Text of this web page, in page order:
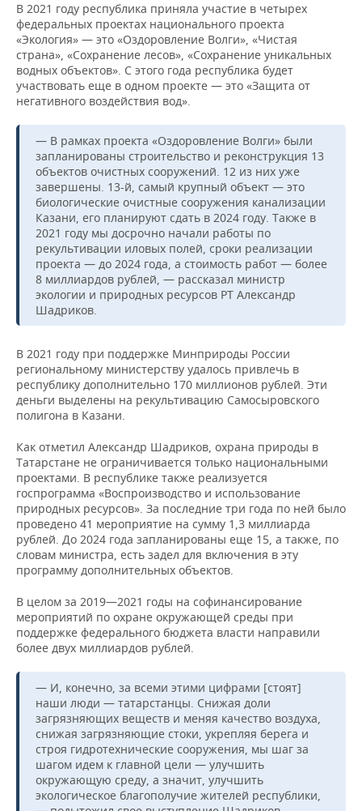
КИБЕРСПОРТ
ФИГУРНОЕ КАТАНИЕ
ВОДНЫЕ ВИДЫ СПОРТА
ХОККЕЙ С МЯЧОМ
КУЛЬТУРА
МЕДИЦИНА
ОБРАЗОВАНИЕ
ПРОИСШЕСТВИЯ
СПИСОК КОМПАНИЙ
В 2021 году республика приняла участие в четырех
федеральных проектах национального проекта
«Экология» — это «Оздоровление Волги», «Чистая
страна», «Сохранение лесов», «Сохранение уникальных
водных объектов». С этого года республика будет
участвовать еще в одном проекте — это «Защита от
негативного воздействия вод».
— В рамках проекта «Оздоровление Волги» были
запланированы строительство и реконструкция 13
объектов очистных сооружений. 12 из них уже
завершены. 13-й, самый крупный объект — это
биологические очистные сооружения канализации
Казани, его планируют сдать в 2024 году. Также в
2021 году мы досрочно начали работы по
рекультивации иловых полей, сроки реализации
проекта — до 2024 года, а стоимость работ — более
8 миллиардов рублей, — рассказал министр
экологии и природных ресурсов РТ Александр
Шадриков.
В 2021 году при поддержке Минприроды России
региональному министерству удалось привлечь в
республику дополнительно 170 миллионов рублей. Эти
деньги выделены на рекультивацию Самосыровского
полигона в Казани.
Как отметил Александр Шадриков, охрана природы в
Татарстане не ограничивается только национальными
проектами. В республике также реализуется
госпрограмма «Воспроизводство и использование
природных ресурсов». За последние три года по ней было
проведено 41 мероприятие на сумму 1,3 миллиарда
рублей. До 2024 года запланированы еще 15, а также, по
словам министра, есть задел для включения в эту
программу дополнительных объектов.
В целом за 2019—2021 годы на софинансирование
мероприятий по охране окружающей среды при
поддержке федерального бюджета власти направили
более двух миллиардов рублей.
— И, конечно, за всеми этими цифрами [стоят]
наши люди — татарстанцы. Снижая доли
загрязняющих веществ и меняя качество воздуха,
снижая загрязняющие стоки, укрепляя берега и
строя гидротехнические сооружения, мы шаг за
шагом идем к главной цели — улучшить
окружающую среду, а значит, улучшить
экологическое благополучие жителей республики,